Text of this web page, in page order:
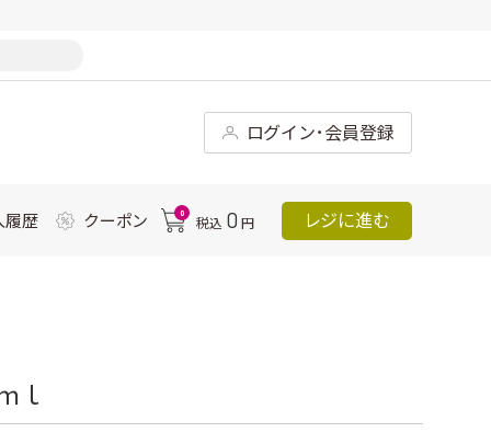
ログイン･会員登録
履歴 クーポン 0
税込 0 円 レジに進む
ｌ